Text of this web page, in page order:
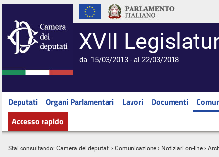
XVII
dal 15/03/2013 - al 22/03/2018
Deputati Organi Parlamentari Lavori Documenti
Accesso rapido
Stai consultando: Camera dei deputati › Comunicazione › Notiziari on-line ›